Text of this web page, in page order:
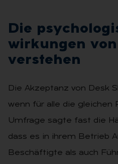
Die
wir­kun­gen
ver­ste­hen
Die Akzeptanz von Desk
wenn für alle die gleichen
Umfrage sagte fast die
dass es in ihrem Betrieb
Beschäftigte als auch